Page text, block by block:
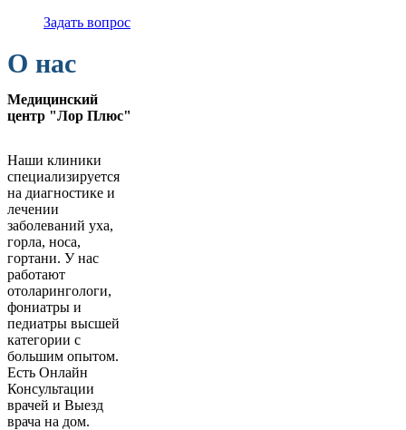
Задать вопрос
О нас
Медицинский
центр "Лор Плюс"
Наши клиники
специализируется
на диагностике и
лечении
заболеваний уха,
горла, носа,
гортани. У нас
работают
отоларингологи,
фониатры и
педиатры высшей
категории с
большим опытом.
Есть Онлайн
Консультации
врачей и Выезд
врача на дом.